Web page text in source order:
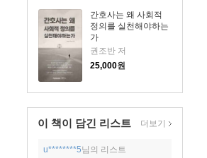
간호사는 왜 사회적
정의를 실천해야하는
가
권조반 저
25,000원
이 책이 담긴 리스트 더보기
u********5님의 리스트